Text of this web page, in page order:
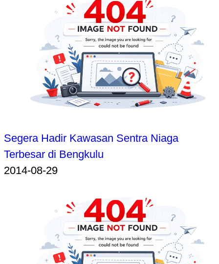
Segera Hadir Kawasan Sentra Niaga
Terbesar di Bengkulu
2014-08-29